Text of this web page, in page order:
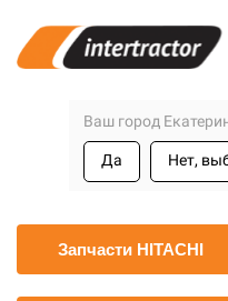
Ваш город
Да Нет,
Запчасти HITACHI